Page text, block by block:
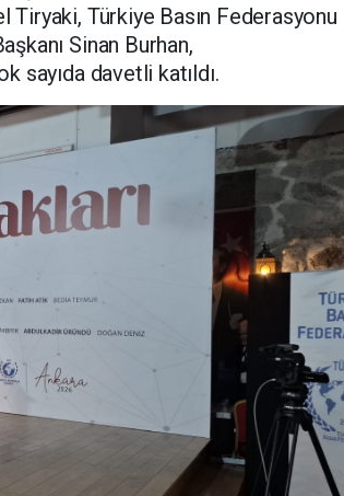
Tiryaki, Türkiye Basın Federasyonu
Sinan Burhan,
sayıda davetli katıldı.